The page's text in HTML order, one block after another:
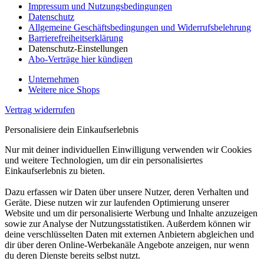
Impressum und Nutzungsbedingungen
Datenschutz
Allgemeine Geschäftsbedingungen und Widerrufsbelehrung
Barrierefreiheitserklärung
Datenschutz-Einstellungen
Abo-Verträge hier kündigen
Unternehmen
Weitere nice Shops
Vertrag widerrufen
Personalisiere dein Einkaufserlebnis
Nur mit deiner individuellen Einwilligung verwenden wir Cookies
und weitere Technologien, um dir ein personalisiertes
Einkaufserlebnis zu bieten.
Dazu erfassen wir Daten über unsere Nutzer, deren Verhalten und
Geräte. Diese nutzen wir zur laufenden Optimierung unserer
Website und um dir personalisierte Werbung und Inhalte anzuzeigen
sowie zur Analyse der Nutzungsstatistiken. Außerdem können wir
deine verschlüsselten Daten mit externen Anbietern abgleichen und
dir über deren Online-Werbekanäle Angebote anzeigen, nur wenn
du deren Dienste bereits selbst nutzt.